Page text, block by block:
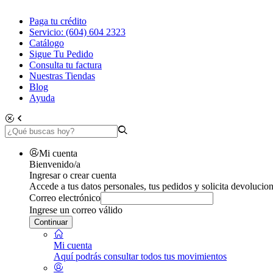
Paga tu crédito
Servicio: (604) 604 2323
Catálogo
Sigue Tu Pedido
Consulta tu factura
Nuestras Tiendas
Blog
Ayuda
Mi cuenta
Bienvenido/a
Ingresar o crear cuenta
Accede a tus datos personales, tus pedidos y solicita
Correo electrónico
Ingrese un correo válido
Continuar
Mi cuenta
Aquí podrás consultar todos tus movimientos